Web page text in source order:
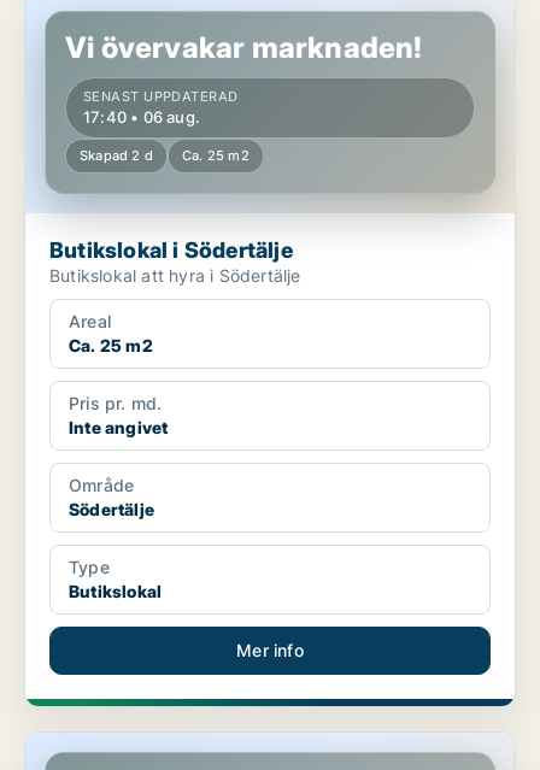
Vi övervakar marknaden!
SENAST UPPDATERAD
17:40 • 06 aug.
Skapad 2 d Ca. 25 m2
Butikslokal i Södertälje
Butikslokal att hyra i Södertälje
Areal
Ca. 25 m2
Pris pr. md.
Inte angivet
Område
Södertälje
Type
Butikslokal
Mer info
Butikslokal i Örgryte-Härlanda